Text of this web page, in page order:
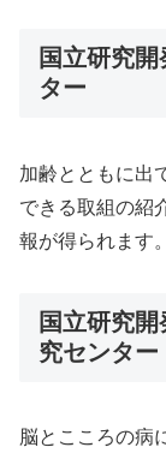
国立研究
ター
加齢とともに出
できる取組の紹
報が得られます。
国立研究
究センター
脳とこころの病